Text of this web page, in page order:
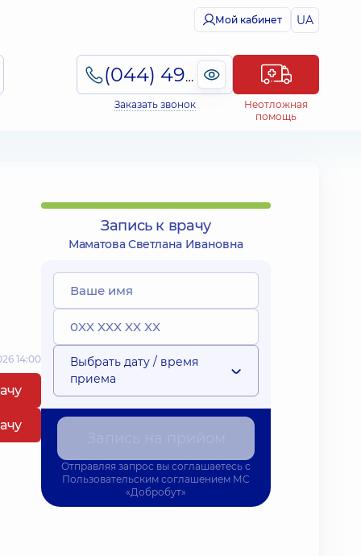
Мой кабинет UA
(044) 495-2-888
Заказать звонок
Неотложная
помощь
14:00
Запись к врачу
Маматова Светлана Ивановна
Выбрать дату / время
приема
Отправляя запрос вы соглашаетесь с
Пользовательским соглашением МС
«Добробут»